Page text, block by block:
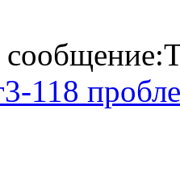
118